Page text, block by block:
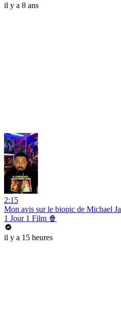
il y a 8 ans
2:15
Mon avis sur le biopic de Michael
1 Jour 1 Film 🍿
il y a 15 heures